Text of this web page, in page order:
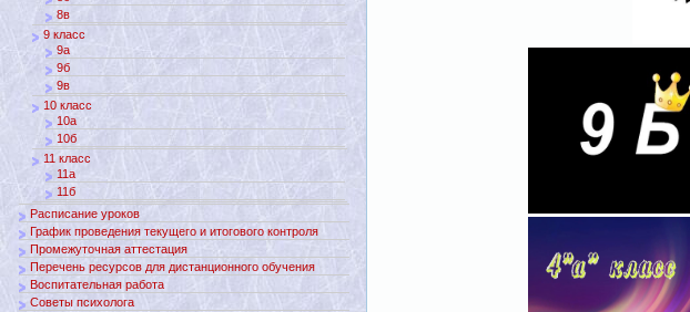
8в
9 класс
9а
9б
9в
10 класс
10а
10б
11 класс
11а
11б
Расписание уроков
График проведения текущего и итогового контроля
Промежуточная аттестация
Перечень ресурсов для дистанционного обучения
Воспитательная работа
Советы психолога